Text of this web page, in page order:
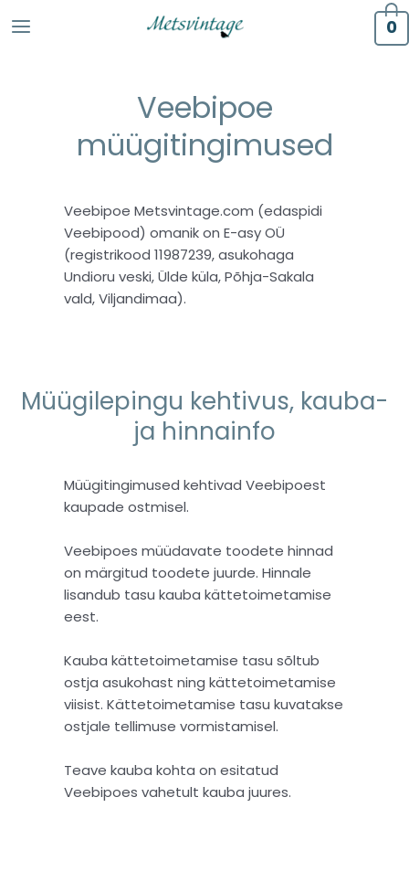
0
Veebipoe
müügitingimused
Veebipoe Metsvintage.com (edaspidi
Veebipood) omanik on E-asy OÜ
(registrikood 11987239, asukohaga
Undioru veski, Ülde küla, Põhja-Sakala
vald, Viljandimaa).
Müügilepingu kehtivus, kauba-
ja hinnainfo
Müügitingimused kehtivad Veebipoest
kaupade ostmisel.
Veebipoes müüdavate toodete hinnad
on märgitud toodete juurde. Hinnale
lisandub tasu kauba kättetoimetamise
eest.
Kauba kättetoimetamise tasu sõltub
ostja asukohast ning kättetoimetamise
viisist. Kättetoimetamise tasu kuvatakse
ostjale tellimuse vormistamisel.
Teave kauba kohta on esitatud
Veebipoes vahetult kauba juures.